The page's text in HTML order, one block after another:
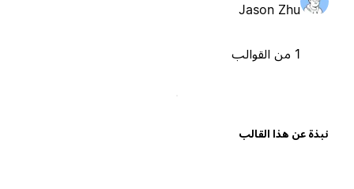
Jason Zhu
عن هذا القالب